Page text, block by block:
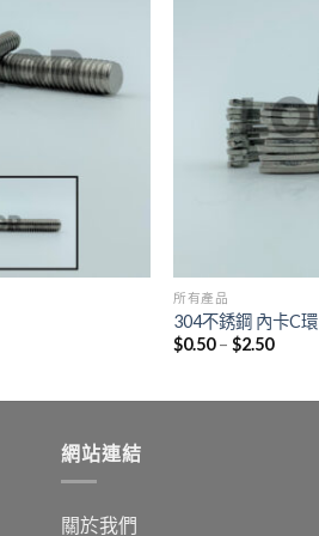
所有產品
304不銹鋼 內卡C環
$0.50–$2.50
網站連結
關於我們